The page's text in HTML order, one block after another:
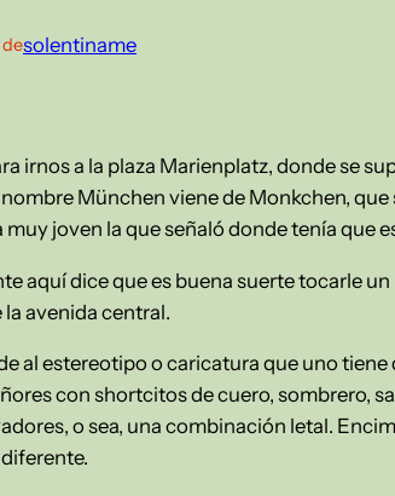
desolentiname
irnos a la plaza Marienplatz, donde se
München viene de Monkchen,
joven la que señaló donde tenía que
aquí dice que es buena suerte tocarle
avenida central.
al estereotipo o caricatura que uno tiene
con shortcitos de cuero, sombrero,
o sea, una combinación letal.